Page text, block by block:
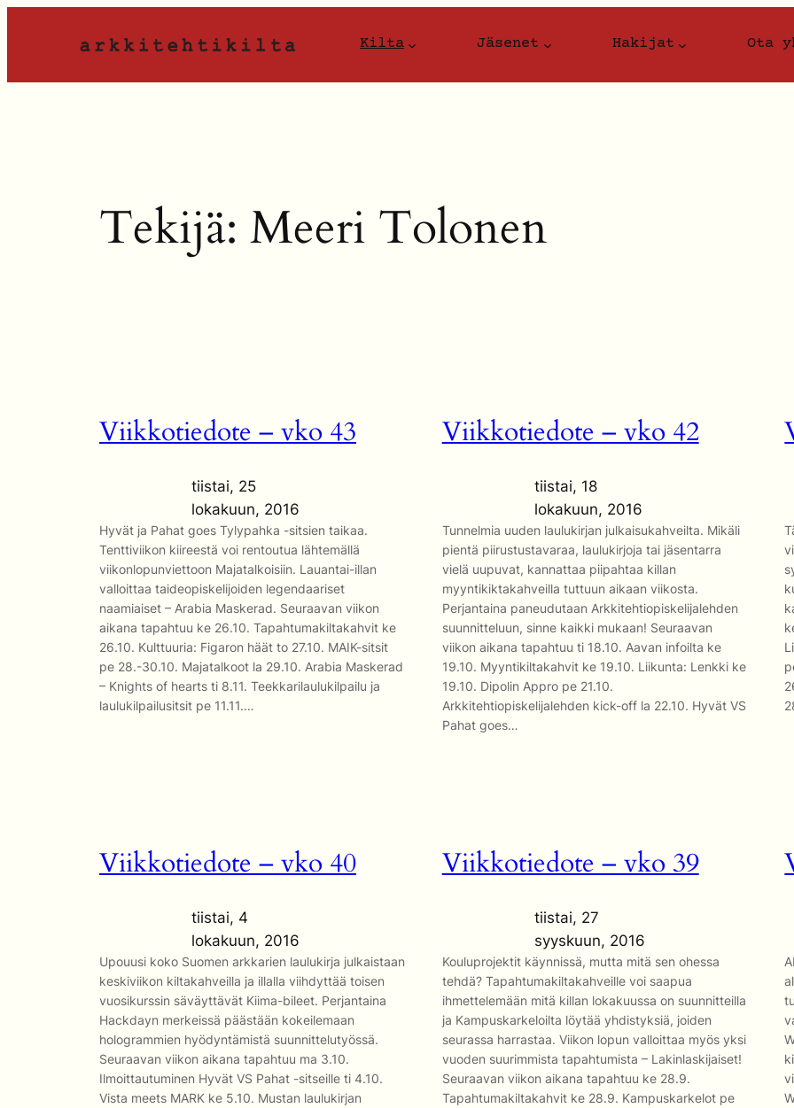
Kilta Jäsenet Hakijat Ota
Tekijä: Meeri Tolonen
Viikkotiedote – vko 43
tiistai, 25
lokakuun, 2016
Hyvät ja Pahat goes Tylypahka -sitsien taikaa.
Tenttiviikon kiireestä voi rentoutua lähtemällä
viikonlopunviettoon Majatalkoisiin. Lauantai-illan
valloittaa taideopiskelijoiden legendaariset
naamiaiset – Arabia Maskerad. Seuraavan viikon
aikana tapahtuu ke 26.10. Tapahtumakiltakahvit ke
26.10. Kulttuuria: Figaron häät to 27.10. MAIK-sitsit
pe 28.-30.10. Majatalkoot la 29.10. Arabia Maskerad
– Knights of hearts ti 8.11. Teekkarilaulukilpailu ja
laulukilpailusitsit pe 11.11.…
Viikkotiedote – vko 42
tiistai, 18
lokakuun, 2016
Tunnelmia uuden laulukirjan julkaisukahveilta. Mikäli
pientä piirustustavaraa, laulukirjoja tai jäsentarra
vielä uupuvat, kannattaa piipahtaa killan
myyntikiktakahveilla tuttuun aikaan viikosta.
Perjantaina paneudutaan Arkkitehtiopiskelijalehden
suunnitteluun, sinne kaikki mukaan! Seuraavan
viikon aikana tapahtuu ti 18.10. Aavan infoilta ke
19.10. Myyntikiltakahvit ke 19.10. Liikunta: Lenkki ke
19.10. Dipolin Appro pe 21.10.
Arkkitehtiopiskelijalehden kick-off la 22.10. Hyvät VS
Pahat goes…
Viikkotiedote – vko 40
tiistai, 4
lokakuun, 2016
Upouusi koko Suomen arkkarien laulukirja julkaistaan
keskiviikon kiltakahveilla ja illalla viihdyttää toisen
vuosikurssin säväyttävät Kiima-bileet. Perjantaina
Hackdayn merkeissä päästään kokeilemaan
hologrammien hyödyntämistä suunnittelutyössä.
Seuraavan viikon aikana tapahtuu ma 3.10.
Ilmoittautuminen Hyvät VS Pahat -sitseille ti 4.10.
Vista meets MARK ke 5.10. Mustan laulukirjan
Viikkotiedote – vko 39
tiistai, 27
syyskuun, 2016
Kouluprojektit käynnissä, mutta mitä sen ohessa
tehdä? Tapahtumakiltakahveille voi saapua
ihmettelemään mitä killan lokakuussa on suunnitteilla
ja Kampuskarkeloilta löytää yhdistyksiä, joiden
seurassa harrastaa. Viikon lopun valloittaa myös yksi
vuoden suurimmista tapahtumista – Lakinlaskijaiset!
Seuraavan viikon aikana tapahtuu ke 28.9.
Tapahtumakiltakahvit ke 28.9. Kampuskarkelot pe